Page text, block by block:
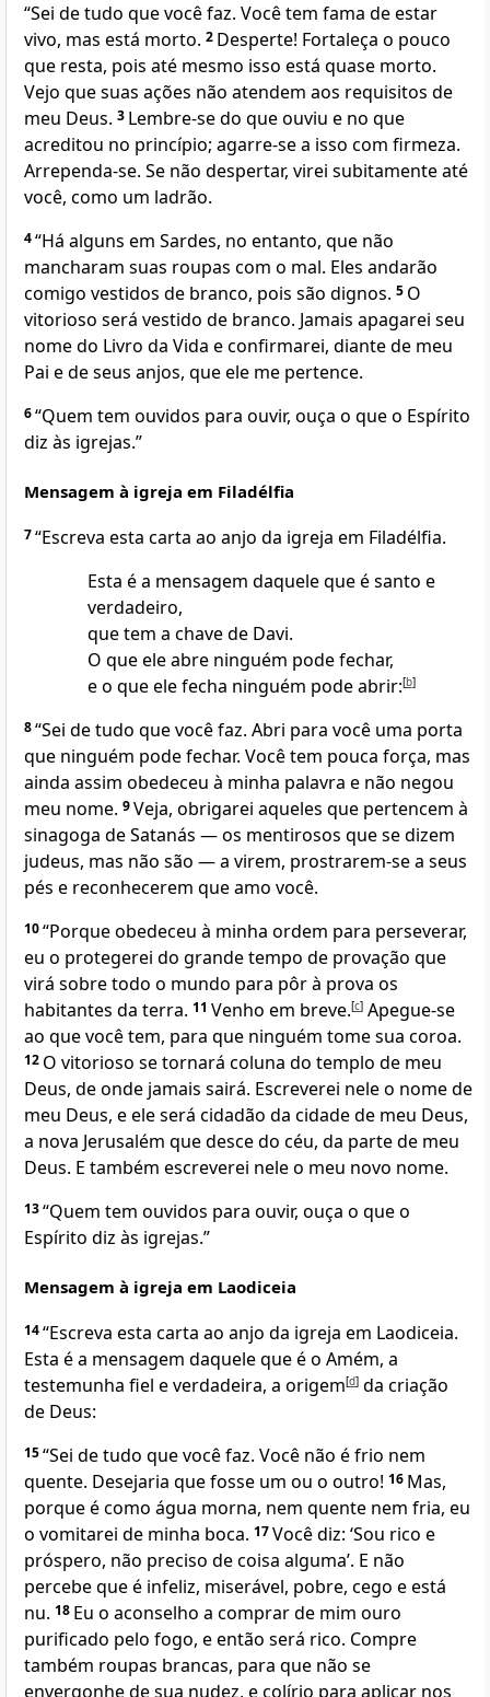
“Sei de tudo que você faz. Você tem fama de estar
vivo, mas está morto. 2 Desperte! Fortaleça o pouco
que resta, pois até mesmo isso está quase morto.
Vejo que suas ações não atendem aos requisitos de
meu Deus. 3 Lembre-se do que ouviu e no que
acreditou no princípio; agarre-se a isso com firmeza.
Arrependa-se. Se não despertar, virei subitamente até
você, como um ladrão.
4“Há alguns em Sardes, no entanto, que não
mancharam suas roupas com o mal. Eles andarão
comigo vestidos de branco, pois são dignos. 5 O
vitorioso será vestido de branco. Jamais apagarei seu
nome do Livro da Vida e confirmarei, diante de meu
Pai e de seus anjos, que ele me pertence.
6“Quem tem ouvidos para ouvir, ouça o que o Espírito
diz às igrejas.”
Mensagem à igreja em Filadélfia
7“Escreva esta carta ao anjo da igreja em Filadélfia.
Esta é a mensagem daquele que é santo e
verdadeiro,
que tem a chave de Davi.
O que ele abre ninguém pode fechar,
e o que ele fecha ninguém pode abrir:[b]
8“Sei de tudo que você faz. Abri para você uma porta
que ninguém pode fechar. Você tem pouca força, mas
ainda assim obedeceu à minha palavra e não negou
meu nome. 9Veja, obrigarei aqueles que pertencem à
sinagoga de Satanás — os mentirosos que se dizem
judeus, mas não são — a virem, prostrarem-se a seus
pés e reconhecerem que amo você.
10“Porque obedeceu à minha ordem para perseverar,
eu o protegerei do grande tempo de provação que
virá sobre todo o mundo para pôr à prova os
habitantes da terra. 11 Venho em breve.[c] Apegue-se
ao que você tem, para que ninguém tome sua coroa.
12 O vitorioso se tornará coluna do templo de meu
Deus, de onde jamais sairá. Escreverei nele o nome de
meu Deus, e ele será cidadão da cidade de meu Deus,
a nova Jerusalém que desce do céu, da parte de meu
Deus. E também escreverei nele o meu novo nome.
13“Quem tem ouvidos para ouvir, ouça o que o
Espírito diz às igrejas.”
Mensagem à igreja em Laodiceia
14“Escreva esta carta ao anjo da igreja em Laodiceia.
Esta é a mensagem daquele que é o Amém, a
testemunha fiel e verdadeira, a origem[d] da criação
de Deus:
15“Sei de tudo que você faz. Você não é frio nem
quente. Desejaria que fosse um ou o outro! 16 Mas,
porque é como água morna, nem quente nem fria, eu
o vomitarei de minha boca. 17Você diz: ‘Sou rico e
próspero, não preciso de coisa alguma’. E não
percebe que é infeliz, miserável, pobre, cego e está
nu. 18 Eu o aconselho a comprar de mim ouro
purificado pelo fogo, e então será rico. Compre
também roupas brancas, para que não se
envergonhe de sua nudez, e colírio para aplicar nos